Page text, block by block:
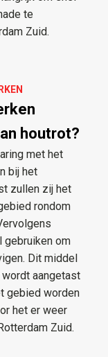
te
Zuid.
houtrot?
met het
bij het
zullen zij het
rondom
gebruiken om
Dit middel
aangetast
gebied worden
het er weer
Zuid.